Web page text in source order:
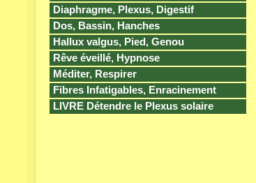
Diaphragme, Plexus, Digestif
Dos, Bassin, Hanches
Hallux valgus, Pied, Genou
Rêve éveillé, Hypnose
Méditer, Respirer
Fibres Infatigables, Enracinement
LIVRE Détendre le Plexus solaire